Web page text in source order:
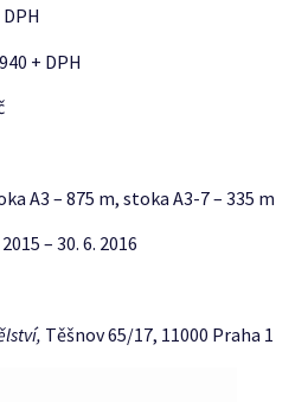
+ DPH
A3 – 875 m, stoka A3-7 – 335 m
– 30. 6. 2016
Těšnov 65/17, 11000 Praha 1